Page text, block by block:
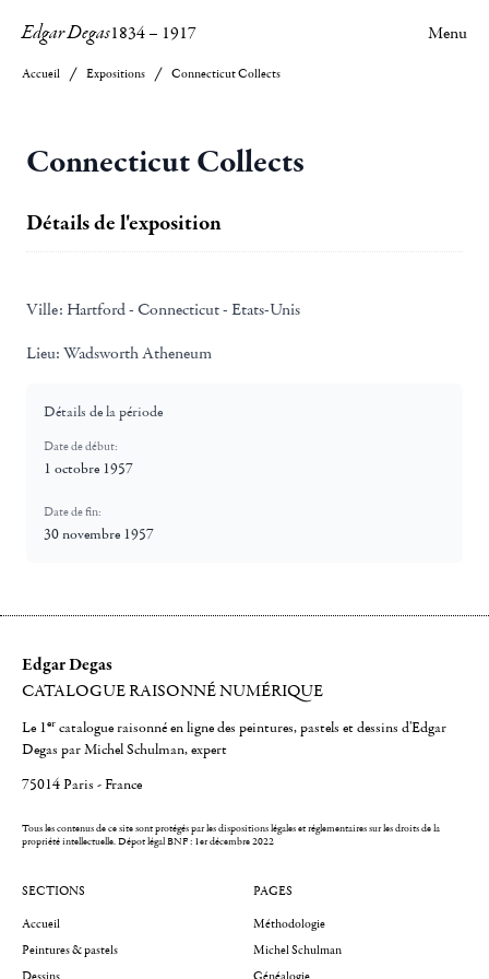
Edgar Degas1834– 1917 Menu
Accueil Expositions Connecticut Collects
Connecticut Collects
Détails de l'exposition
Ville: Hartford - Connecticut - Etats-Unis
Lieu: Wadsworth Atheneum
Détails de la période
Date de début:
1 octobre 1957
Date de fin:
30 novembre 1957
Edgar Degas
CATALOGUE RAISONNÉ NUMÉRIQUE
Le 1er catalogue raisonné en ligne des peintures, pastels et dessins d'Edgar
Degas par Michel Schulman, expert
75014 Paris - France
Tous les contenus de ce site sont protégés par les dispositions légales et réglementaires sur les droits de la
propriété intellectuelle.Dépot légal BNF : 1er décembre 2022
SECTIONS
Accueil
Peintures & pastels
PAGES
Méthodologie
Michel Schulman